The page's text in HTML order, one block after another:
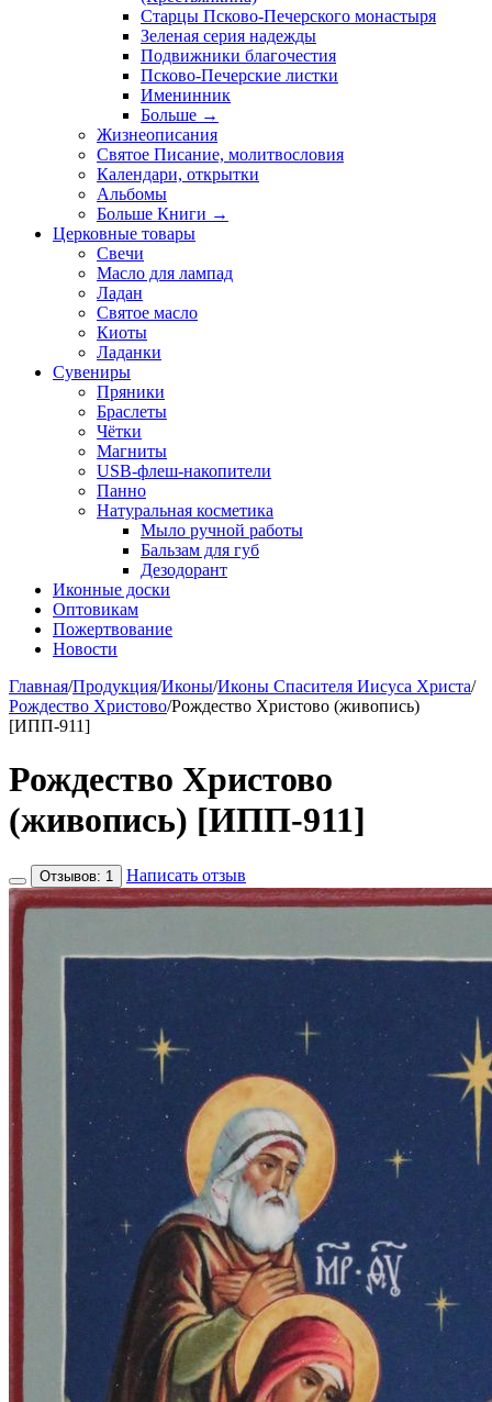
Старцы Псково-Печерского монастыря
Зеленая серия надежды
Подвижники благочестия
Псково-Печерские листки
Именинник
Больше →
Жизнеописания
Святое Писание, молитвословия
Календари, открытки
Альбомы
Больше Книги →
Церковные товары
Свечи
Масло для лампад
Ладан
Святое масло
Киоты
Ладанки
Сувениры
Пряники
Браслеты
Чётки
Магниты
USB-флеш-накопители
Панно
Натуральная косметика
Мыло ручной работы
Бальзам для губ
Дезодорант
Иконные доски
Оптовикам
Пожертвование
Новости
Главная/Продукция/Иконы/Иконы Спасителя Иисуса Христа/
Рождество Христово/Рождество Христово (живопись)
[ИПП-911]
Рождество Христово
(живопись) [ИПП-911]
Отзывов: 1 Написать отзыв